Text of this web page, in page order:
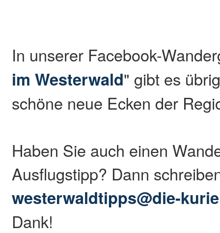
In unserer Facebook-
im Westerwald" gibt es
schöne neue Ecken der
Haben Sie auch einen
Ausflugstipp? Dann
westerwaldtipps@die-
Dank!